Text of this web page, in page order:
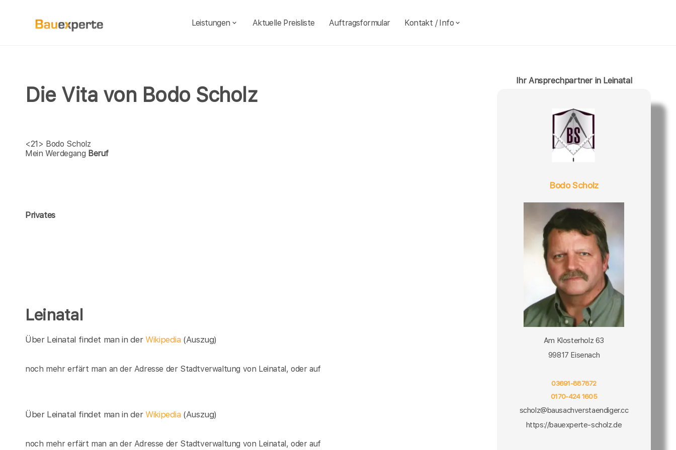
Leistungen Aktuelle Preisliste Auftragsformular Kontakt / Info
Die Vita von Bodo Scholz
<21> Bodo Scholz
Mein Werdegang Beruf
Privates
Leinatal
Über Leinatal findet man in derWikipedia (Auszug)
noch mehr erfärt man an der Adresse der Stadtverwaltung von Leinatal, oder auf
Über Leinatal findet man in derWikipedia (Auszug)
noch mehr erfärt man an der Adresse der Stadtverwaltung von Leinatal, oder auf
Ihr Ansprechpartner in Leinatal
Bodo Scholz
Am Klosterholz 63
99817 Eisenach
03691-887872
0170-424 1605
scholz@bausachverstaendiger.cc
https://bauexperte-scholz.de